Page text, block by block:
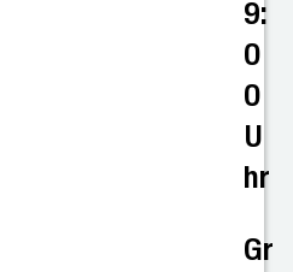
9:
0
0
U
hr
Gr